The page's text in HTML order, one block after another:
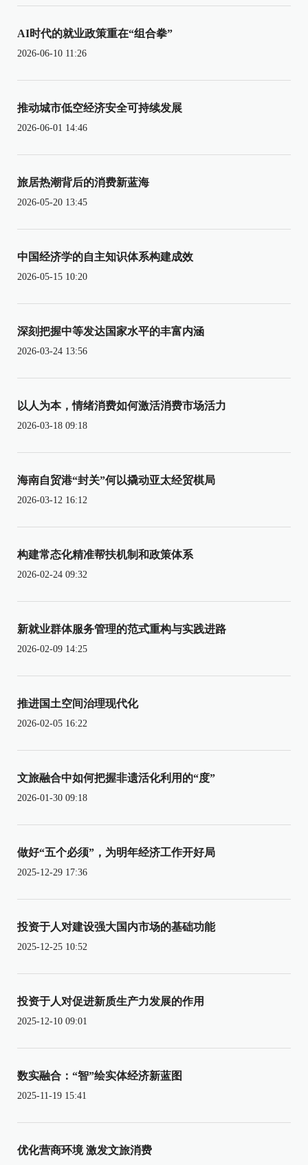
AI时代的就业政策重在“组合拳”
2026-06-10 11:26
推动城市低空经济安全可持续发展
2026-06-01 14:46
旅居热潮背后的消费新蓝海
2026-05-20 13:45
中国经济学的自主知识体系构建成效
2026-05-15 10:20
深刻把握中等发达国家水平的丰富内涵
2026-03-24 13:56
以人为本，情绪消费如何激活消费市场活力
2026-03-18 09:18
海南自贸港“封关”何以撬动亚太经贸棋局
2026-03-12 16:12
构建常态化精准帮扶机制和政策体系
2026-02-24 09:32
新就业群体服务管理的范式重构与实践进路
2026-02-09 14:25
推进国土空间治理现代化
2026-02-05 16:22
文旅融合中如何把握非遗活化利用的“度”
2026-01-30 09:18
做好“五个必须”，为明年经济工作开好局
2025-12-29 17:36
投资于人对建设强大国内市场的基础功能
2025-12-25 10:52
投资于人对促进新质生产力发展的作用
2025-12-10 09:01
数实融合：“智”绘实体经济新蓝图
2025-11-19 15:41
优化营商环境 激发文旅消费